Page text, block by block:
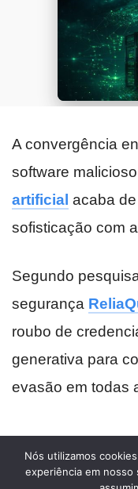
Nós utilizamos
experiência em